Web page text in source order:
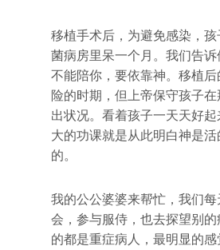
移植手术后，为避免感染，
菌病房里呆一个月。我们告
不能陪你，要依靠神。移植
险的时期，但上帝保守孩子
出状况。看着孩子一天天好
大的功课就是从此明白神是
的。
我的公公婆婆来帮忙，我们
会，参与服侍，也去探望别
的都是重症病人，最明显的感